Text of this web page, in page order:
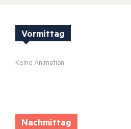
Vormittag
Keine Animation
Nachmittag